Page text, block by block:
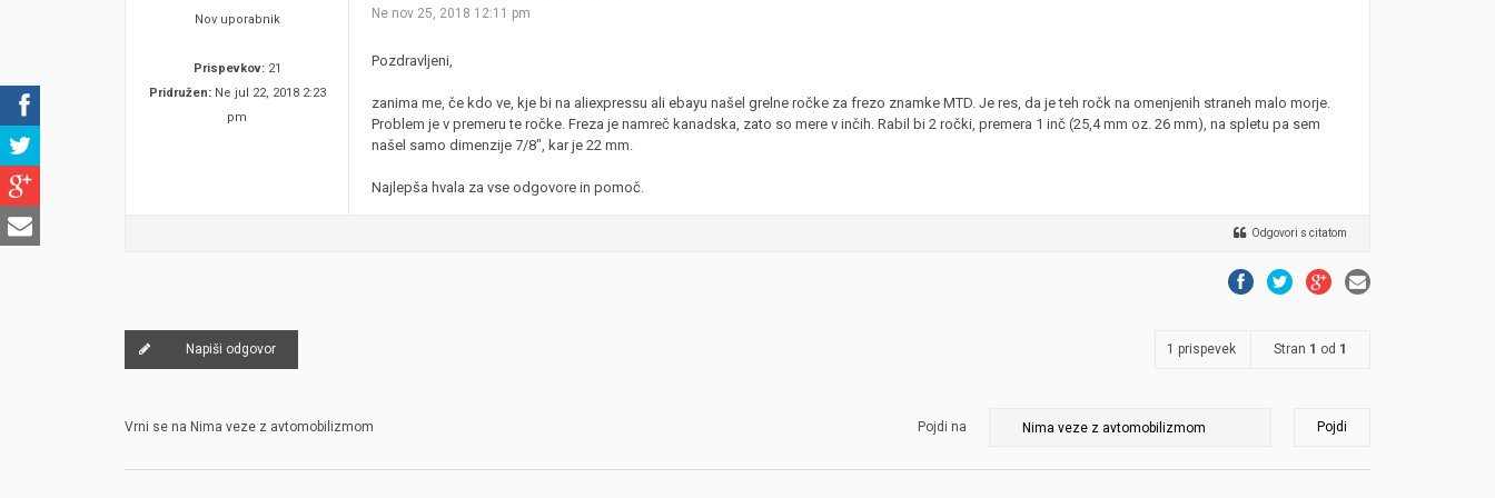
JERNEJ BOLKA
AVTOPLIN
ŽIGA HABJAN
Nov uporabnik
Prispevkov:21
Pridružen:Ne jul 22, 2018 2:23
pm
Ne nov 25, 2018 12:11 pm
Pozdravljeni,
zanima me, če kdo ve, kje bi na aliexpressu ali ebayu našel grelne ročke za frezo znamke MTD. Je res, da je teh ročk na omenjenih straneh malo morje.
Problem je v premeru te ročke. Freza je namreč kanadska, zato so mere v inčih. Rabil bi 2 ročki, premera 1 inč (25,4 mm oz. 26 mm), na spletu pa sem
našel samo dimenzije 7/8", kar je 22 mm.
Najlepša hvala za vse odgovore in pomoč.
Odgovori s citatom
Napiši odgovor 1 prispevek Stran 1 od 1
Vrni se na Nima veze z avtomobilizmom Pojdi na Pojdi